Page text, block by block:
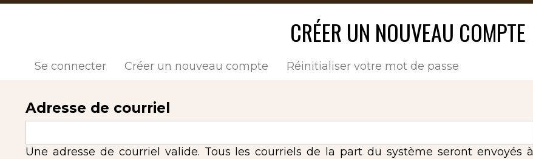
CRÉER UN NOUVEAU COMPTE
Se connecter Créer un nouveau compte (onglet actif)
Réinitialiser votre mot de passe
Adresse de courriel
Une adresse de courriel valide. Tous les courriels de la part du système seront envoyés à